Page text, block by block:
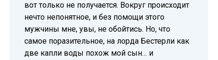
вот только не получается. Вокруг происходит
нечто непонятное, и без помощи этого
мужчины мне, увы, не обойтись. Но, что
самое поразительное, на лорда Бестерли как
две капли воды похож мой сын… и